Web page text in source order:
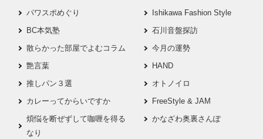
パワスポめぐり
Ishikawa Fashion Style
BC本気塾
石川音盤探訪
散らかった部屋でよむコラム
今月の運勢
艶言葉
HAND
推しパン３選
オトノイロ
カレーってからいですか
FreeStyle & JAM
煩悩を断ぜずして咖喱を得る
なり
かなざわ奥裏さんぽ